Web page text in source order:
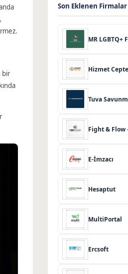
bir
Son Eklenen Firmalar
MR LGBTQ+
Hizmet Cepte
E-İmzacı
Hesaptut
MultiPortal
Ercsoft